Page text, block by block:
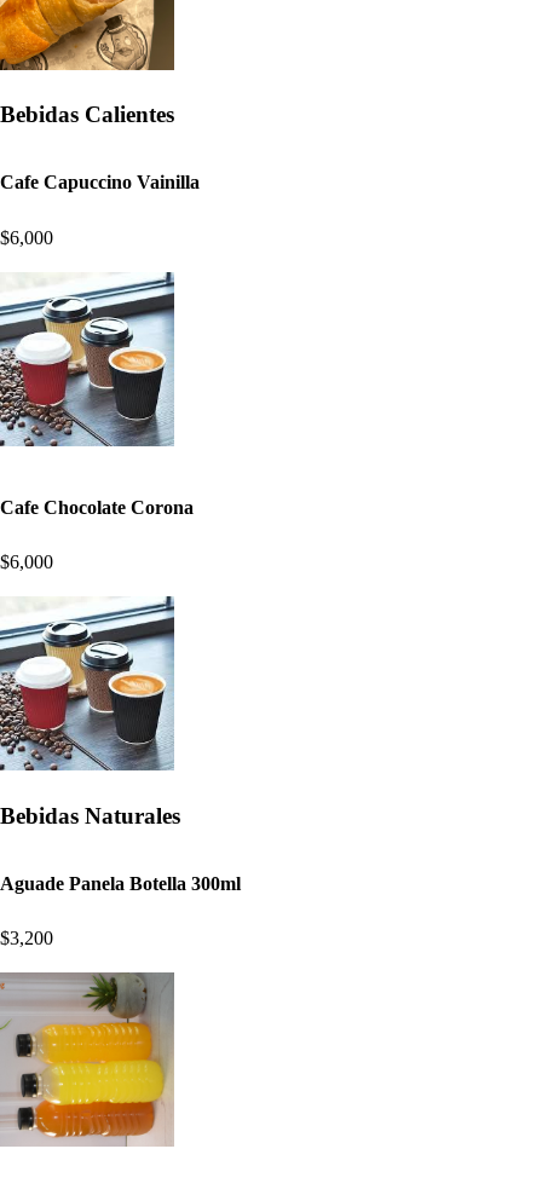
Bebidas Calientes
Cafe Capuccino Vainilla
$6,000
Cafe Chocolate Corona
$6,000
Bebidas Naturales
Aguade Panela Botella 300ml
$3,200